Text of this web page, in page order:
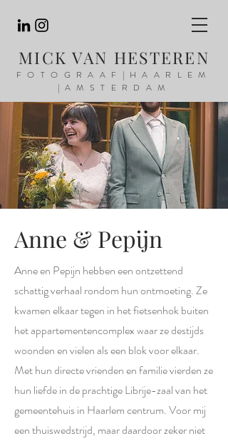
MICK VAN HESTEREN
FOTOGRAAF|HAARLEM
|AMSTERDAM
Anne & Pepijn
Anne en Pepijn hebben een ontzettend
schattig verhaal rondom hun ontmoeting. Ze
kwamen elkaar tegen in het fietsenhok buiten
het appartementencomplex waar ze destijds
woonden en vielen als een blok voor elkaar.
Met hun directe vrienden en familie vierden ze
hun liefde in de prachtige Librije-zaal van het
gemeentehuis in Haarlem centrum. Voor mij
een thuiswedstrijd, maar daardoor zeker niet